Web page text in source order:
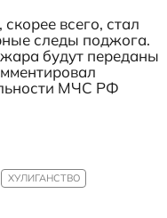
всего, стал
следы поджога.
будут переданы
МЧС РФ
ХУЛИГАНСТВО